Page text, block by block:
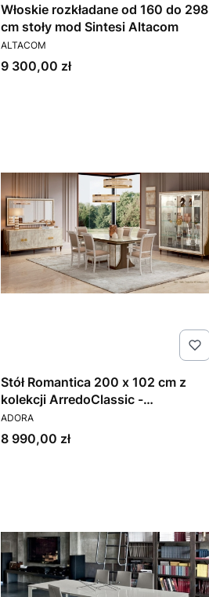
Włoskie rozkładane od 160 do 298
cm stoły mod Sintesi Altacom
PRODUCENT
ALTACOM
Cena
9 300,00 zł
Stół Romantica 200 x 102 cm z
kolekcji ArredoClassic -
ekskluzywne meble włoskie (1)
PRODUCENT
ADORA
Cena
8 990,00 zł